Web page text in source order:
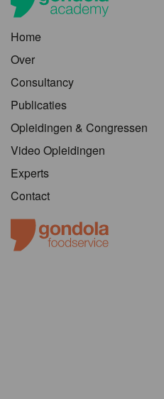
Home
Over
Consultancy
Publicaties
Opleidingen & Congressen
Video Opleidingen
Experts
Contact